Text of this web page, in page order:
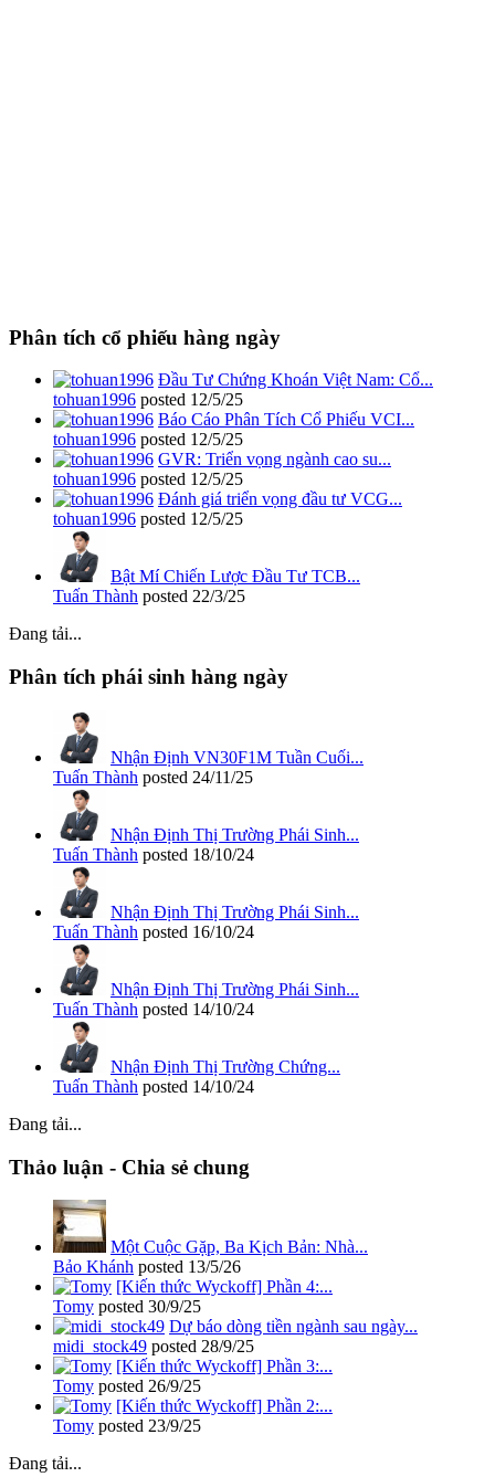
Phân tích cổ phiếu hàng ngày
Đầu Tư Chứng Khoán Việt Nam: Cổ...
tohuan1996 posted 12/5/25
Báo Cáo Phân Tích Cổ Phiếu VCI...
tohuan1996 posted 12/5/25
GVR: Triển vọng ngành cao su...
tohuan1996 posted 12/5/25
Đánh giá triển vọng đầu tư VCG...
tohuan1996 posted 12/5/25
Bật Mí Chiến Lược Đầu Tư TCB...
Tuấn Thành posted 22/3/25
Đang tải...
Phân tích phái sinh hàng ngày
Nhận Định VN30F1M Tuần Cuối...
Tuấn Thành posted 24/11/25
Nhận Định Thị Trường Phái Sinh...
Tuấn Thành posted 18/10/24
Nhận Định Thị Trường Phái Sinh...
Tuấn Thành posted 16/10/24
Nhận Định Thị Trường Phái Sinh...
Tuấn Thành posted 14/10/24
Nhận Định Thị Trường Chứng...
Tuấn Thành posted 14/10/24
Đang tải...
Thảo luận - Chia sẻ chung
Một Cuộc Gặp, Ba Kịch Bản: Nhà...
Bảo Khánh posted 13/5/26
[Kiến thức Wyckoff] Phần 4:...
Tomy posted 30/9/25
Dự báo dòng tiền ngành sau ngày...
midi_stock49 posted 28/9/25
[Kiến thức Wyckoff] Phần 3:...
Tomy posted 26/9/25
[Kiến thức Wyckoff] Phần 2:...
Tomy posted 23/9/25
Đang tải...